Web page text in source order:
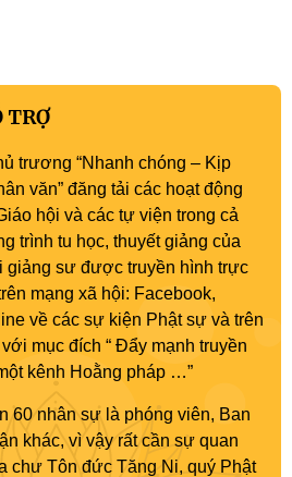
TRỢ
trương “Nhanh chóng – Kịp
văn” đăng tải các hoạt động
hội và các tự viện trong cả
trình tu học, thuyết giảng của
giảng sư được truyền hình trực
mạng xã hội: Facebook,
về các sự kiện Phật sự và trên
mục đích “ Đẩy mạnh truyền
kênh Hoằng pháp …”
60 nhân sự là phóng viên, Ban
khác, vì vậy rất cần sự quan
chư Tôn đức Tăng Ni, quý Phật